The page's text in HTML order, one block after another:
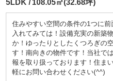
□ご来店いただいた際には
カフェ感覚で、お気軽にお
キッズコーナー・お菓子サ
小さなお子様連れでもご安
ブロックや積木、おまま
ちゃ取り揃えております。
が大好きな駄菓子もご用意
5LDK 108.05㎡(32.68坪)
住みやすい空間の条件の1つに
入れてみては！設備充実の新築
か！ゆったりとしたくつろぎの
す！南向きの物件です！当社で
報を取り扱っております！住ま
軽にお問い合わせください(^^)